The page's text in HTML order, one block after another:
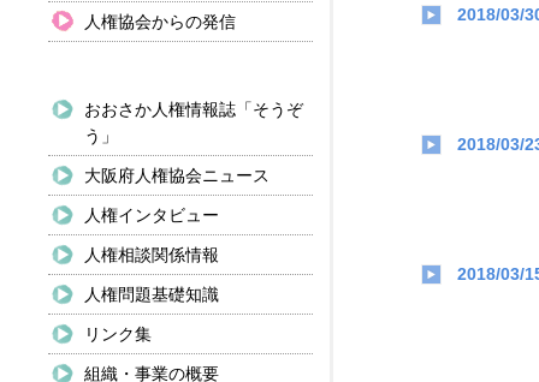
人権協会からの発信
おおさか人権情報誌「そうぞ
う」
大阪府人権協会ニュース
人権インタビュー
人権相談関係情報
人権問題基礎知識
リンク集
組織・事業の概要
2018/03/
2018/03/
2018/03/